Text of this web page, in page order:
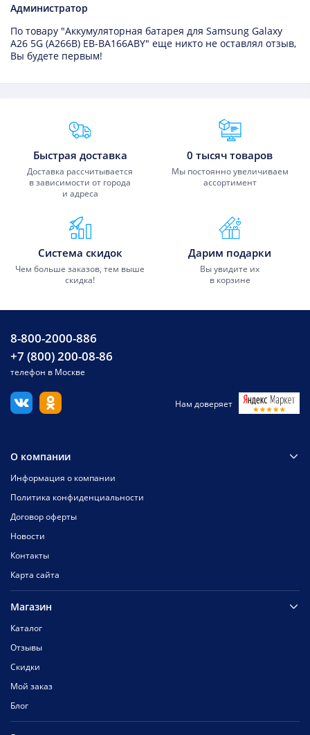
Администратор
По товару "Аккумуляторная батарея для Samsung Galaxy
A26 5G (A266B) EB-BA166ABY" еще никто не оставлял отзыв,
Вы будете первым!
Преимущества Fixmobile
Быстрая доставка
Доставка рассчитывается
в зависимости от города
и адреса
0 тысяч товаров
Мы постоянно увеличиваем
ассортимент
Система скидок
Чем больше заказов, тем выше
скидка!
Дарим подарки
Вы увидите их
в корзине
8-800-2000-886
+7 (800) 200-08-86
телефон в Москве
Нам доверяет
О компании
Информация о компании
Политика конфиденциальности
Договор оферты
Новости
Контакты
Карта сайта
Магазин
Каталог
Отзывы
Скидки
Мой заказ
Блог